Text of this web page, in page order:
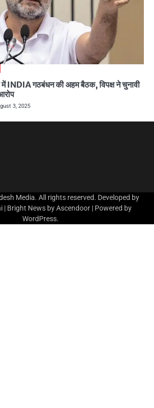
में INDIA गठबंधन की अहम बैठक, विपक्ष ने चुनावी
3, 2025
Media. All rights reserved. Developed by
| Bright News byAscendoor| Powered by
WordPress.